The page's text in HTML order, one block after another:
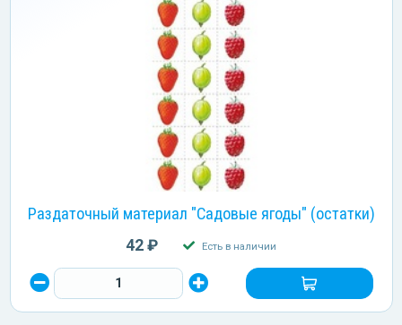
Раздаточный материал "Садовые ягоды" (остатки)
42 ₽ Есть в наличии